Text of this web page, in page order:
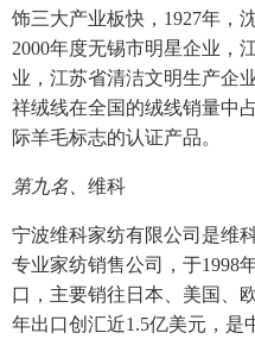
饰三大产业板快，1927年，
2000年度无锡市明星企业，
业，江苏省清洁文明生产企
祥绒线在全国的绒线销量中
际羊毛标志的认证产品。
第九名、 维科
宁波维科家纺有限公司是维
专业家纺销售公司，于1998
口，主要销往日本、美国、
年出口创汇近1.5亿美元，是